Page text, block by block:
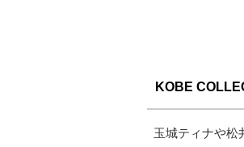
KOBE
玉城ティナや